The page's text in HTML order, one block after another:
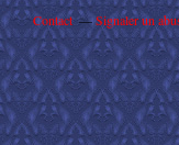
Contact
Signaler un